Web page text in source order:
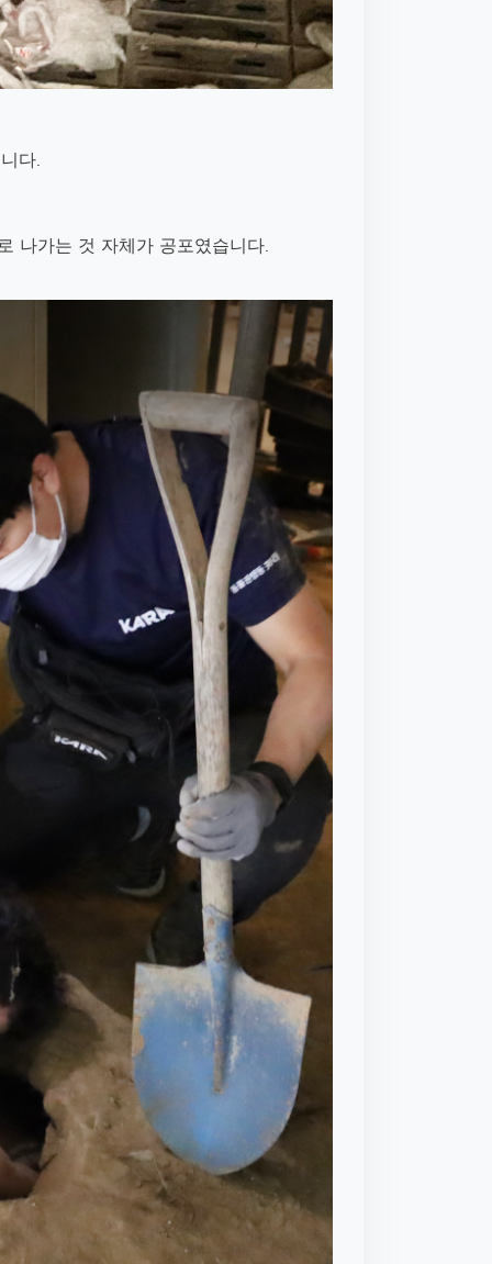
다.
나가는 것 자체가 공포였습니다.